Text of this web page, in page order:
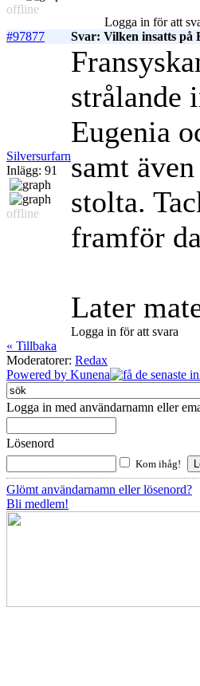
offline
Logga in för att
#97877
Svar: Vilken insatts på
Silversurfarn
Inlägg: 91
offline
strålande
Eugenia
samt
stolta.
framför
Later
Logga in för att svara
« Tillbaka
Moderatorer: Redax
Powered by Kunena
Logga in med användarnamn eller
Lösenord
Kom ihåg!
Glömt användarnamn eller lösenord?
Bli medlem!